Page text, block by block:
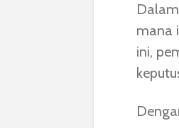
mana
ini,